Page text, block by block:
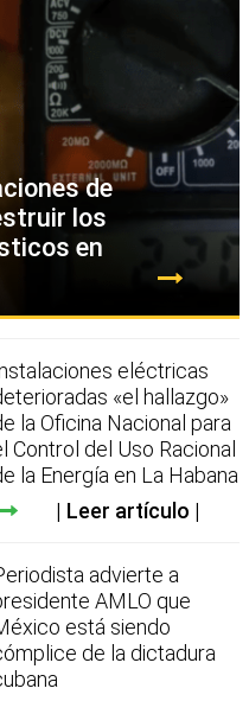
de
los
en
eléctricas
«el hallazgo»
la Oficina Nacional para
Control del Uso Racional
la Energía en La Habana
Leer artículo
advierte a
AMLO que
está siendo
de la dictadura